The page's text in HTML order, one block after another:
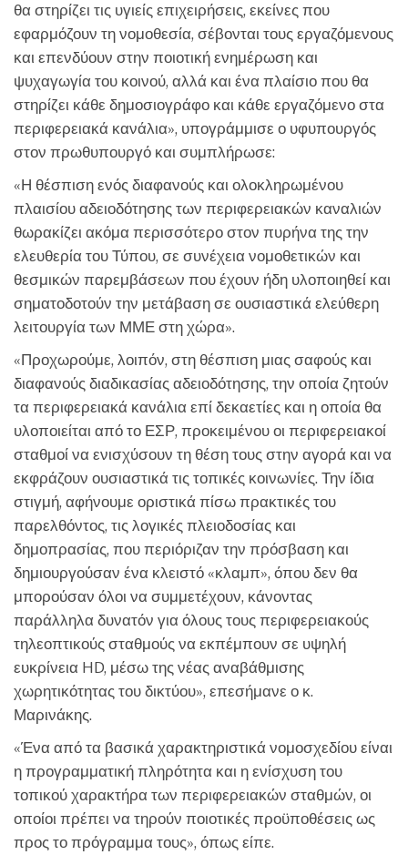
θα στηρίζει τις υγιείς επιχειρήσεις, εκείνες που
εφαρμόζουν τη νομοθεσία, σέβονται τους εργαζόμενους
και επενδύουν στην ποιοτική ενημέρωση και
ψυχαγωγία του κοινού, αλλά και ένα πλαίσιο που θα
στηρίζει κάθε δημοσιογράφο και κάθε εργαζόμενο στα
περιφερειακά κανάλια», υπογράμμισε ο υφυπουργός
στον πρωθυπουργό και συμπλήρωσε:
«Η θέσπιση ενός διαφανούς και ολοκληρωμένου
πλαισίου αδειοδότησης των περιφερειακών καναλιών
θωρακίζει ακόμα περισσότερο στον πυρήνα της την
ελευθερία του Τύπου, σε συνέχεια νομοθετικών και
θεσμικών παρεμβάσεων που έχουν ήδη υλοποιηθεί και
σηματοδοτούν την μετάβαση σε ουσιαστικά ελεύθερη
λειτουργία των ΜΜΕ στη χώρα».
«Προχωρούμε, λοιπόν, στη θέσπιση μιας σαφούς και
διαφανούς διαδικασίας αδειοδότησης, την οποία ζητούν
τα περιφερειακά κανάλια επί δεκαετίες και η οποία θα
υλοποιείται από το ΕΣΡ, προκειμένου οι περιφερειακοί
σταθμοί να ενισχύσουν τη θέση τους στην αγορά και να
εκφράζουν ουσιαστικά τις τοπικές κοινωνίες. Την ίδια
στιγμή, αφήνουμε οριστικά πίσω πρακτικές του
παρελθόντος, τις λογικές πλειοδοσίας και
δημοπρασίας, που περιόριζαν την πρόσβαση και
δημιουργούσαν ένα κλειστό «κλαμπ», όπου δεν θα
μπορούσαν όλοι να συμμετέχουν, κάνοντας
παράλληλα δυνατόν για όλους τους περιφερειακούς
τηλεοπτικούς σταθμούς να εκπέμπουν σε υψηλή
ευκρίνεια HD, μέσω της νέας αναβάθμισης
χωρητικότητας του δικτύου», επεσήμανε ο κ.
Μαρινάκης.
«Ένα από τα βασικά χαρακτηριστικά νομοσχεδίου είναι
η προγραμματική πληρότητα και η ενίσχυση του
τοπικού χαρακτήρα των περιφερειακών σταθμών, οι
οποίοι πρέπει να τηρούν ποιοτικές προϋποθέσεις ως
προς το πρόγραμμα τους», όπως είπε.